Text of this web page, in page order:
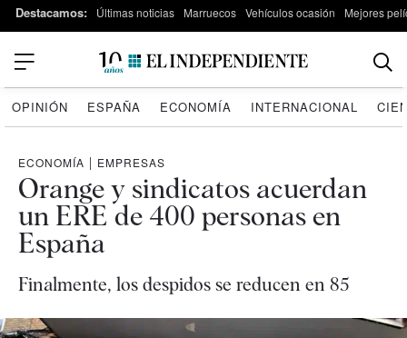
Destacamos: Últimas noticias Marruecos Vehículos ocasión Mejores
OPINIÓN ESPAÑA ECONOMÍA INTERNACIONAL
ECONOMÍA | EMPRESAS
Orange y sindicatos acuerdan
un ERE de 400 personas en
España
Finalmente, los despidos se reducen en 85